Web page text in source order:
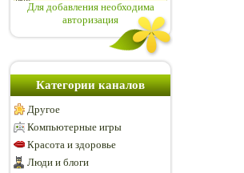
Для добавления необходима
авторизация
Категории каналов
Другое
Компьютерные игры
Красота и здоровье
Люди и блоги